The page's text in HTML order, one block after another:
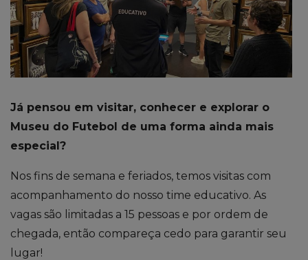
Já pensou em visitar, conhecer e explorar o
Museu do Futebol de uma forma ainda mais
especial?
Nos fins de semana e feriados, temos visitas com
acompanhamento do nosso time educativo. As
vagas são limitadas a 15 pessoas e por ordem de
chegada, então compareça cedo para garantir seu
lugar!